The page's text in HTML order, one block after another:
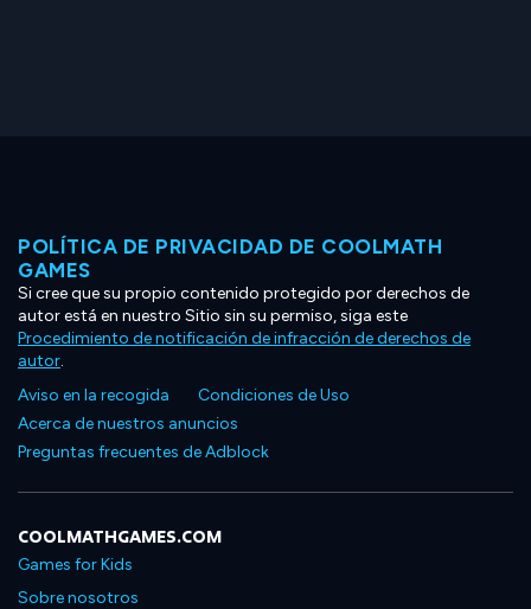
POLÍTICA DE PRIVACIDAD DE COOLMATH
GAMES
Si cree que su propio contenido protegido por derechos de
autor está en nuestro Sitio sin su permiso, siga este
Procedimiento de notificación de infracción de derechos de
autor.
Aviso en la recogida
Condiciones de Uso
Acerca de nuestros anuncios
Preguntas frecuentes de Adblock
COOLMATHGAMES.COM
Games for Kids
Sobre nosotros